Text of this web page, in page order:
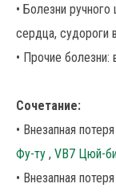
• Болезни
сердца, судороги
• Прочие болезни:
Сочетание:
• Внезапная
Фу-ту , VB7 Цюй-
• Внезапная